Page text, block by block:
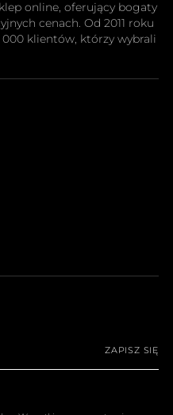
online, oferujący bogaty
cenach. Od 2011 roku
000 klientów, którzy wybrali
ZAPISZ SIĘ